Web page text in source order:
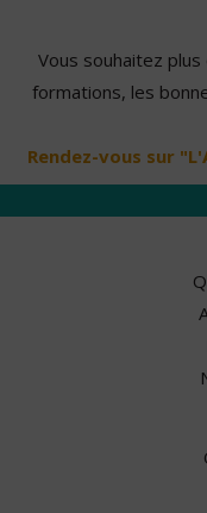
Vous souhaitez
formations, les
Rendez-vous sur